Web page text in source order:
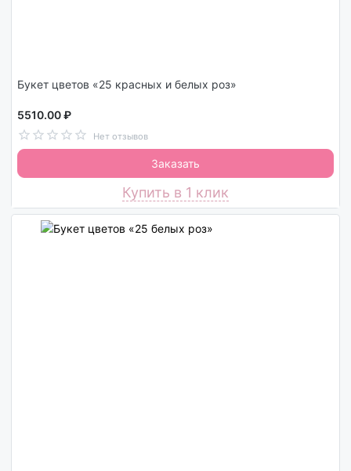
Букет цветов «25 красных и белых роз»
5510.00 ₽
Нет отзывов
Заказать
Купить в 1 клик